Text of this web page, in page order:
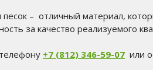
– отличный материал,
за качество реализуемого
+7 (812) 346-59-07 или